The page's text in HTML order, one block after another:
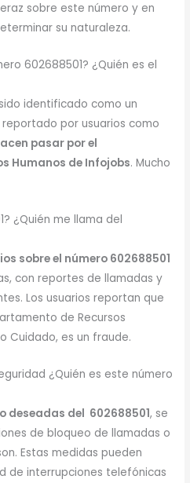
sobre este número y en
su naturaleza.
602688501? ¿Quién es el
identificado como un
reportado por usuarios como
pasar por el
Humanos de Infojobs. Mucho
¿Quién me llama del
sobre el número 602688501
con reportes de llamadas y
Los usuarios reportan que
de Recursos
Cuidado, es un fraude.
¿Quién es este número
deseadas del 602688501, se
de bloqueo de llamadas o
Estas medidas pueden
de interrupciones telefónicas